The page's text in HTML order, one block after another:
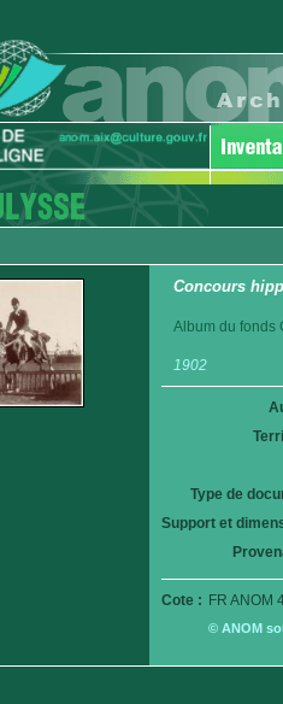
Concours
Album du fonds
1902
Type de
Support et
Cote : FR ANOM
© ANOM